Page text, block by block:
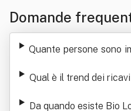
Domande
Srl
Quante persone sono
Qual è il trend dei
Da quando esiste Bio